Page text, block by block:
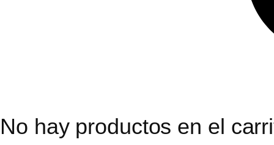
No hay productos en el